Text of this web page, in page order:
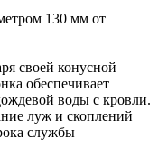
130 мм от
своей конусной
обеспечивает
воды с кровли.
луж и скоплений
службы